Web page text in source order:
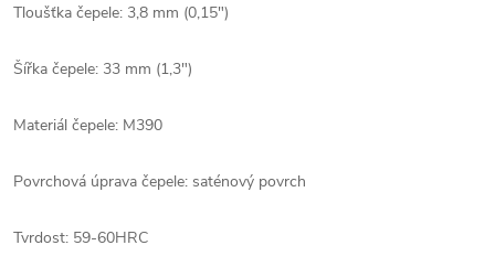
Tloušťka čepele: 3,8 mm (0,15")
Šířka čepele: 33 mm (1,3")
Materiál čepele: M390
Povrchová úprava čepele: saténový povrch
Tvrdost: 59-60HRC